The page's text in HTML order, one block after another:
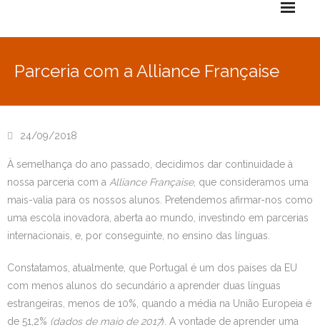
Consulta
Utilidades
Estudar no CRSI
Contactos
Parceria com a Alliance Française
24/09/2018
À semelhança do ano passado, decidimos dar continuidade à
nossa parceria com a Alliance Française, que consideramos uma
mais-valia para os nossos alunos. Pretendemos afirmar-nos como
uma escola inovadora, aberta ao mundo, investindo em parcerias
internacionais, e, por conseguinte, no ensino das línguas.
Constatamos, atualmente, que Portugal é um dos países da EU
com menos alunos do secundário a aprender duas línguas
estrangeiras, menos de 10%, quando a média na União Europeia é
de 51,2% (dados de maio de 2017). A vontade de aprender uma